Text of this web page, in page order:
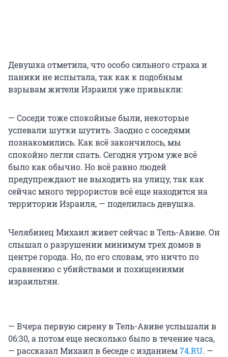
Девушка отметила, что особо сильного страха и
паники не испытала, так как к подобным
взрывам жители Израиля уже привыкли:
— Соседи тоже спокойные были, некоторые
успевали шутки шутить. Заодно с соседями
познакомились. Как всё закончилось, мы
спокойно легли спать. Сегодня утром уже всё
было как обычно. Но всё равно людей
предупреждают не выходить на улицу, так как
сейчас много террористов всё еще находится на
территории Израиля, — поделилась девушка.
Челябинец Михаил живет сейчас в Тель-Авиве. Он
слышал о разрушении минимум трех домов в
центре города. Но, по его словам, это ничто по
сравнению с убийствами и похищениями
израильтян.
— Вчера первую сирену в Тель-Авиве услышали в
06:30, а потом еще несколько было в течение часа,
— рассказал Михаил в беседе с изданием74.RU. —